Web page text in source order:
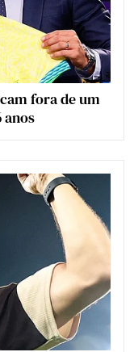
fora de um
anos